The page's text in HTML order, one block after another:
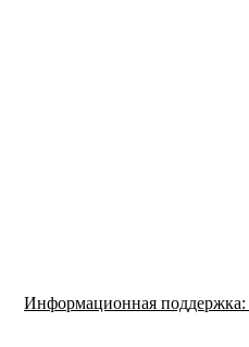
Информационная поддержка: